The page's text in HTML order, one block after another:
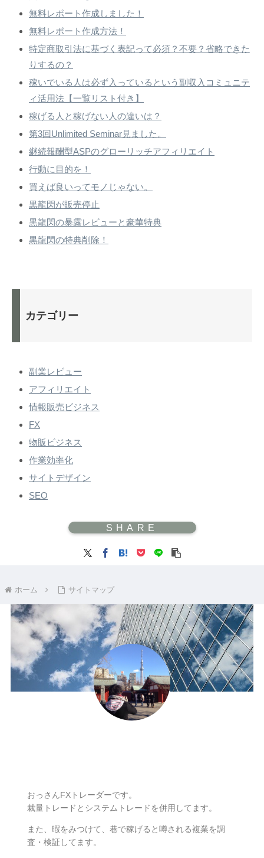
無料レポート作成しました！
無料レポート作成方法！
特定商取引法に基づく表記って必須？不要？省略できた
りするの？
稼いでいる人は必ず入っているという副収入コミュニテ
ィ活用法【一覧リスト付き】
稼げる人と稼げない人の違いは？
第3回Unlimited Seminar見ました。
継続報酬型ASPのグローリッチアフィリエイト
行動に目的を！
買えば良いってモノじゃない。
黒龍閃が販売停止
黒龍閃の暴露レビューと豪華特典
黒龍閃の特典削除！
カテゴリー
副業レビュー
アフィリエイト
情報販売ビジネス
FX
物販ビジネス
作業効率化
サイトデザイン
SEO
ホーム サイトマップ
おっさんFXトレーダーです。
裁量トレードとシステムトレードを併用してます。
また、暇をみつけて、巷で稼げると噂される複業を調
査・検証してます。